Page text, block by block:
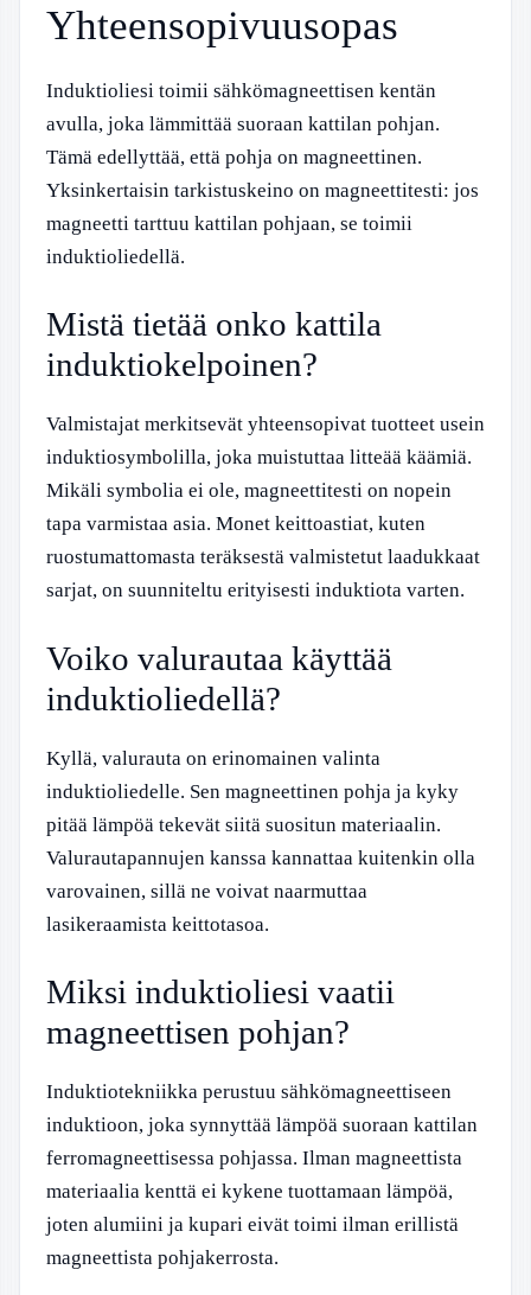
Yhteensopivuusopas
Induktioliesi toimii sähkömagneettisen kentän
avulla, joka lämmittää suoraan kattilan pohjan.
Tämä edellyttää, että pohja on magneettinen.
Yksinkertaisin tarkistuskeino on magneettitesti: jos
magneetti tarttuu kattilan pohjaan, se toimii
induktioliedellä.
Mistä tietää onko kattila
induktiokelpoinen?
Valmistajat merkitsevät yhteensopivat tuotteet usein
induktiosymbolilla, joka muistuttaa litteää käämiä.
Mikäli symbolia ei ole, magneettitesti on nopein
tapa varmistaa asia. Monet keittoastiat, kuten
ruostumattomasta teräksestä valmistetut laadukkaat
sarjat, on suunniteltu erityisesti induktiota varten.
Voiko valurautaa käyttää
induktioliedellä?
Kyllä, valurauta on erinomainen valinta
induktioliedelle. Sen magneettinen pohja ja kyky
pitää lämpöä tekevät siitä suositun materiaalin.
Valurautapannujen kanssa kannattaa kuitenkin olla
varovainen, sillä ne voivat naarmuttaa
lasikeraamista keittotasoa.
Miksi induktioliesi vaatii
magneettisen pohjan?
Induktiotekniikka perustuu sähkömagneettiseen
induktioon, joka synnyttää lämpöä suoraan kattilan
ferromagneettisessa pohjassa. Ilman magneettista
materiaalia kenttä ei kykene tuottamaan lämpöä,
joten alumiini ja kupari eivät toimi ilman erillistä
magneettista pohjakerrosta.